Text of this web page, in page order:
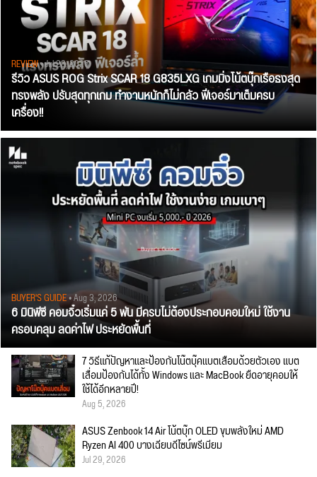
REVIEW• Jul 28, 2026
รีวิว ASUS ROG Strix SCAR 18 G835LXG เกมมิ่งโน้ตบุ๊กเรือธงสุด
ทรงพลัง ปรับสุดทุกเกม ทำงานหนักก็ไม่กลัว ฟีเจอร์มาเต็มครบ
เครื่อง!!
BUYER'S GUIDE• Aug 3, 2026
6 มินิพีซี คอมจิ๋วเริ่มแค่ 5 พัน มีครบไม่ต้องประกอบคอมใหม่ ใช้งาน
ครอบคลุม ลดค่าไฟ ประหยัดพื้นที่
7 วิธีแก้ปัญหาและป้องกันโน๊ตบุ๊คแบตเสื่อมด้วยตัวเอง แบต
เสื่อมป้องกันได้ทั้ง Windows และ MacBook ยืดอายุคอมให้
ใช้ได้อีกหลายปี!
Aug 5, 2026
ASUS Zenbook 14 Air โน้ตบุ๊ก OLED ขุมพลังใหม่ AMD
Ryzen AI 400 บางเฉียบดีไซน์พรีเมียม
Jul 29, 2026